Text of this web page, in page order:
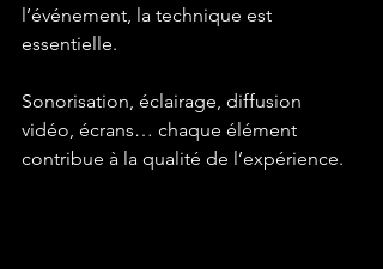
l’événement, la technique est
essentielle.
Sonorisation, éclairage, diffusion
vidéo, écrans… chaque élément
contribue à la qualité de l’expérience.